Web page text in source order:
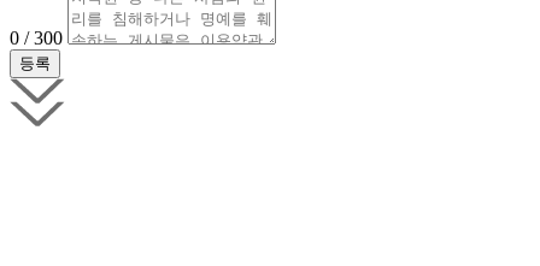
0 / 300